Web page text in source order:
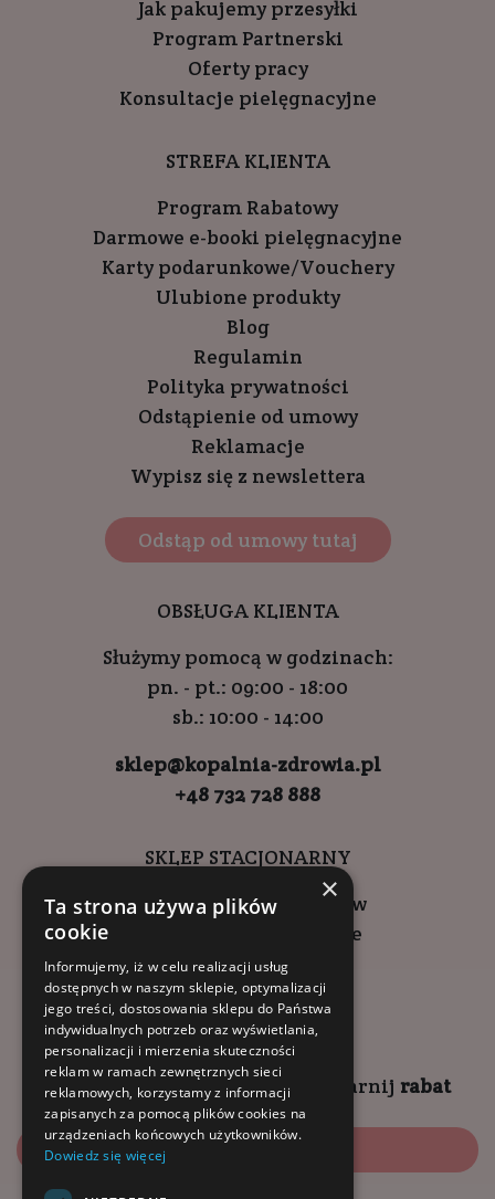
Jak pakujemy przesyłki
Program Partnerski
Oferty pracy
Konsultacje pielęgnacyjne
STREFA KLIENTA
Program Rabatowy
Darmowe e-booki pielęgnacyjne
Karty podarunkowe/Vouchery
Ulubione produkty
Blog
Regulamin
Polityka prywatności
Odstąpienie od umowy
Reklamacje
Wypisz się z newslettera
Odstąp od umowy tutaj
OBSŁUGA KLIENTA
Służymy pomocą w godzinach:
pn. - pt.: 09:00 - 18:00
sb.: 10:00 - 14:00
sklep@kopalnia-zdrowia.pl
+48 732 728 888
SKLEP STACJONARNY
ul. Wadowicka 6, Kraków
Kompleks Buma Square
godziny otwarcia:
9:00 - 18:00 (pon-pt)
10:00 - 14:00 (sob)
Zapisz się naNEWSLETTER zgarnij rabat
Zapisz się
×
Ta strona używa plików
cookie
Informujemy, iż w celu realizacji usług
dostępnych w naszym sklepie, optymalizacji
jego treści, dostosowania sklepu do Państwa
indywidualnych potrzeb oraz wyświetlania,
personalizacji i mierzenia skuteczności
reklam w ramach zewnętrznych sieci
reklamowych, korzystamy z informacji
zapisanych za pomocą plików cookies na
urządzeniach końcowych użytkowników.
Dowiedz się więcej